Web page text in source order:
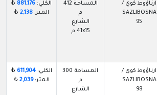
ارناؤوط كوي /
SAZLIBOSNA
95
المساحة 412
م
الشارع
41x15 م
الكلي: 881,176
₺
المتر:2,138
₺
ارناؤوط كوي /
SAZLIBOSNA
98
المساحة 300
م
الشارع
الكلي:611,904
₺
المتر:2,039
₺